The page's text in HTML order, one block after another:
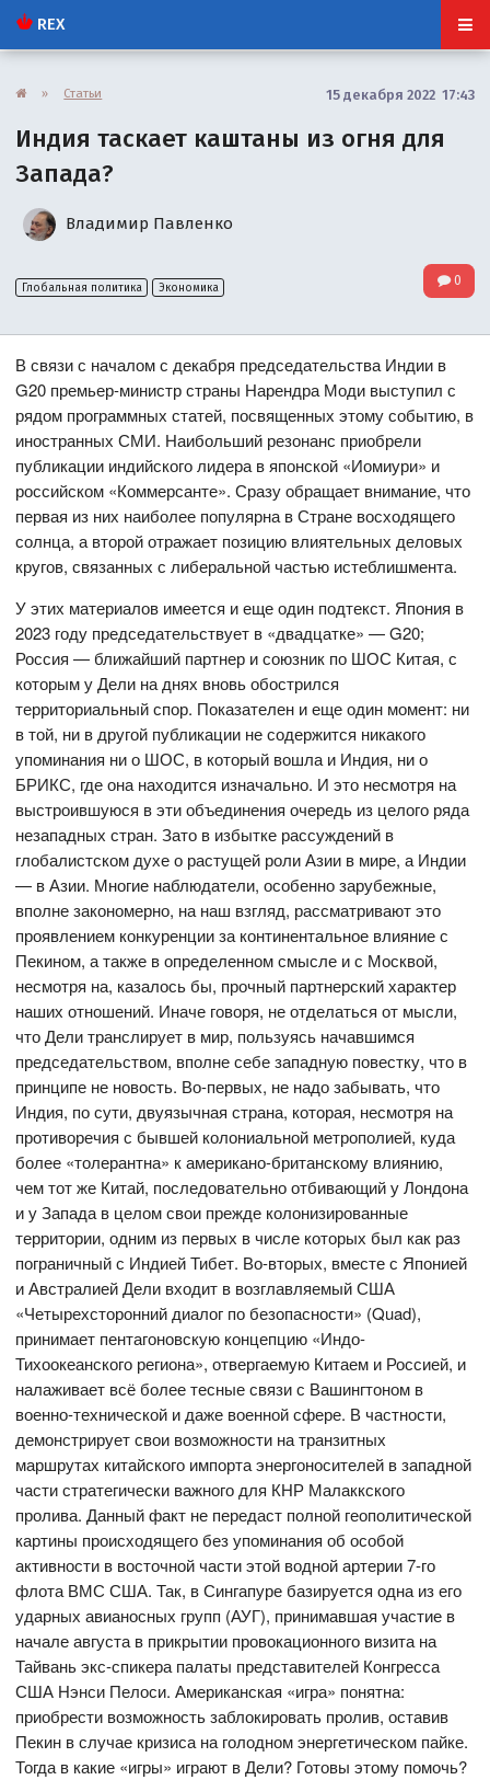
REX
» Статьи 15 декабря 2022 17:43
Индия таскает каштаны из огня для
Запада?
Владимир Павленко
Глобальная политика Экономика 0
В связи с началом с декабря председательства Индии в
G20 премьер-министр страны Нарендра Моди выступил с
рядом программных статей, посвященных этому событию, в
иностранных СМИ. Наибольший резонанс приобрели
публикации индийского лидера в японской «Иомиури» и
российском «Коммерсанте». Сразу обращает внимание, что
первая из них наиболее популярна в Стране восходящего
солнца, а второй отражает позицию влиятельных деловых
кругов, связанных с либеральной частью истеблишмента.
У этих материалов имеется и еще один подтекст. Япония в
2023 году председательствует в «двадцатке» — G20;
Россия — ближайший партнер и союзник по ШОС Китая, с
которым у Дели на днях вновь обострился
территориальный спор. Показателен и еще один момент: ни
в той, ни в другой публикации не содержится никакого
упоминания ни о ШОС, в который вошла и Индия, ни о
БРИКС, где она находится изначально. И это несмотря на
выстроившуюся в эти объединения очередь из целого ряда
незападных стран. Зато в избытке рассуждений в
глобалистском духе о растущей роли Азии в мире, а Индии
— в Азии. Многие наблюдатели, особенно зарубежные,
вполне закономерно, на наш взгляд, рассматривают это
проявлением конкуренции за континентальное влияние с
Пекином, а также в определенном смысле и с Москвой,
несмотря на, казалось бы, прочный партнерский характер
наших отношений. Иначе говоря, не отделаться от мысли,
что Дели транслирует в мир, пользуясь начавшимся
председательством, вполне себе западную повестку, что в
принципе не новость. Во-первых, не надо забывать, что
Индия, по сути, двуязычная страна, которая, несмотря на
противоречия с бывшей колониальной метрополией, куда
более «толерантна» к американо-британскому влиянию,
чем тот же Китай, последовательно отбивающий у Лондона
и у Запада в целом свои прежде колонизированные
территории, одним из первых в числе которых был как раз
пограничный с Индией Тибет. Во-вторых, вместе с Японией
и Австралией Дели входит в возглавляемый США
«Четырехсторонний диалог по безопасности» (Quad),
принимает пентагоновскую концепцию «Индо-
Тихоокеанского региона», отвергаемую Китаем и Россией, и
налаживает всё более тесные связи с Вашингтоном в
военно-технической и даже военной сфере. В частности,
демонстрирует свои возможности на транзитных
маршрутах китайского импорта энергоносителей в западной
части стратегически важного для КНР Малаккского
пролива. Данный факт не передаст полной геополитической
картины происходящего без упоминания об особой
активности в восточной части этой водной артерии 7-го
флота ВМС США. Так, в Сингапуре базируется одна из его
ударных авианосных групп (АУГ), принимавшая участие в
начале августа в прикрытии провокационного визита на
Тайвань экс-спикера палаты представителей Конгресса
США Нэнси Пелоси. Американская «игра» понятна:
приобрести возможность заблокировать пролив, оставив
Пекин в случае кризиса на голодном энергетическом пайке.
Тогда в какие «игры» играют в Дели? Готовы этому помочь?